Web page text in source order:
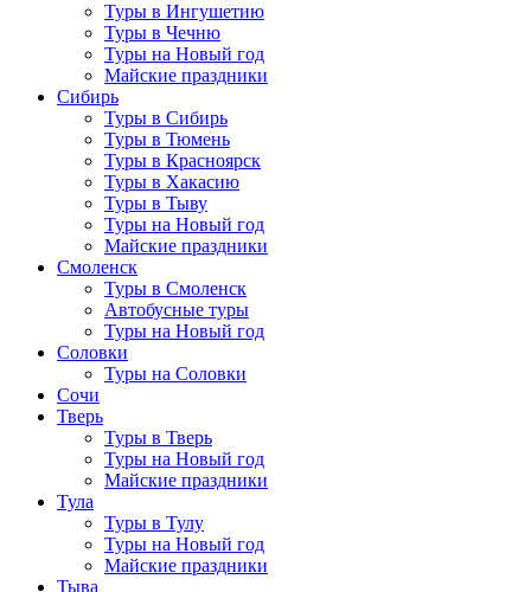
Туры в Ингушетию
Туры в Чечню
Туры на Новый год
Майские праздники
Сибирь
Туры в Сибирь
Туры в Тюмень
Туры в Красноярск
Туры в Хакасию
Туры в Тыву
Туры на Новый год
Майские праздники
Смоленск
Туры в Смоленск
Автобусные туры
Туры на Новый год
Соловки
Туры на Соловки
Сочи
Тверь
Туры в Тверь
Туры на Новый год
Майские праздники
Тула
Туры в Тулу
Туры на Новый год
Майские праздники
Тыва